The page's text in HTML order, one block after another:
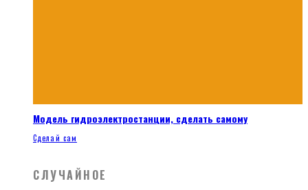
Модель гидроэлектростанции, сделать самому
Сделай сам
СЛУЧАЙНОЕ